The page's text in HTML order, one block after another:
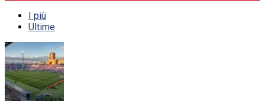
I più
Ultime